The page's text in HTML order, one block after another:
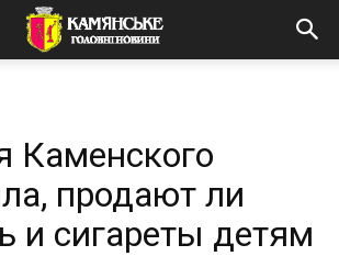
Каменского
продают ли
и сигареты детям